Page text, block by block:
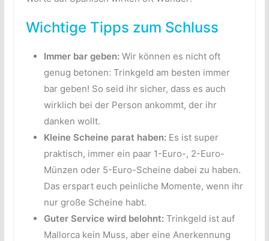
Wichtige Tipps zum Schluss
Immer bar geben: Wir können es nicht oft
genug betonen: Trinkgeld am besten immer
bar geben! So seid ihr sicher, dass es auch
wirklich bei der Person ankommt, der ihr
danken wollt.
Kleine Scheine parat haben: Es ist super
praktisch, immer ein paar 1-Euro-, 2-Euro-
Münzen oder 5-Euro-Scheine dabei zu haben.
Das erspart euch peinliche Momente, wenn ihr
nur große Scheine habt.
Guter Service wird belohnt: Trinkgeld ist auf
Mallorca kein Muss, aber eine Anerkennung